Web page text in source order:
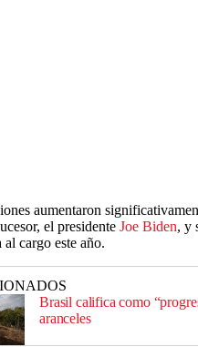
aumentaron
el presidente Joe Biden, y
al cargo este año.
Brasil califica como
aranceles